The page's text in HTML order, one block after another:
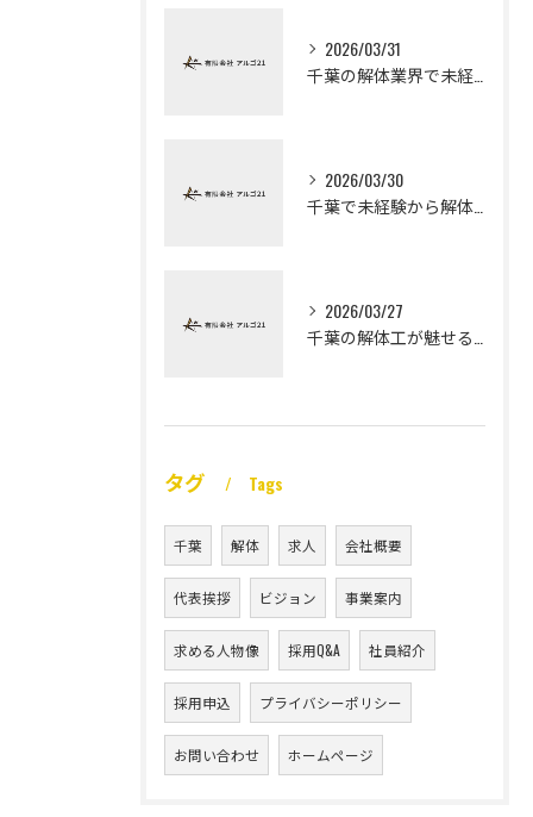
2026/03/31
2026/03/30
2026/03/27
タグ Tags
千葉 解体 求人 会社概要
代表挨拶 ビジョン 事業案内
求める人物像 採用Q&A 社員紹介
採用申込 プライバシーポリシー
お問い合わせ ホームページ